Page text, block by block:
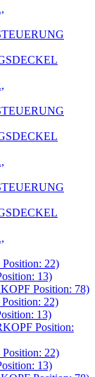
22)
13)
Position: 78)
22)
13)
Position:
22)
13)